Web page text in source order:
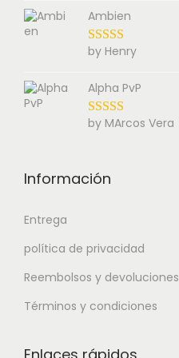
Ambien
by Henry
Alpha PvP
by MArcos Vera
Información
Entrega
política de privacidad
Reembolsos y devoluciones
Términos y condiciones